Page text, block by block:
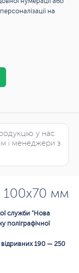
на
у нас
і менеджери з
100х70 мм
служби "Нова
поліграфічної
відривних 190 — 250